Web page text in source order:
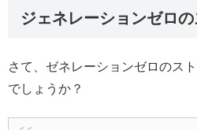
ジェネレーションゼロ
さて、ゼネレーションゼロのス
でしょうか？